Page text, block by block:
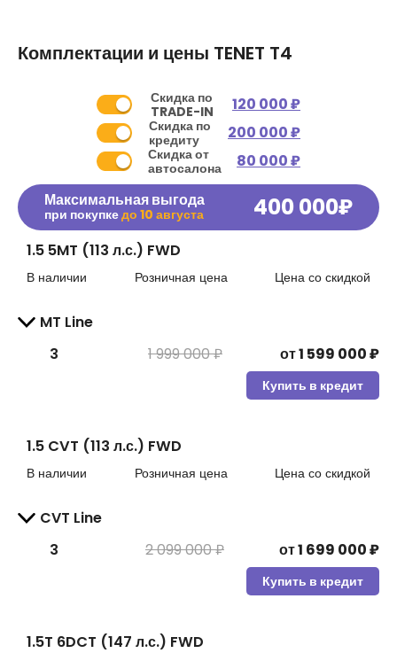
Комплектации и цены TENET T4
Скидка по
TRADE-IN
120 000 ₽
Скидка по
кредиту
200 000 ₽
Скидка от
автосалона
80 000 ₽
Максимальная выгода
при покупкедо 10 августа 400 000₽
1.5 5MT (113 л.с.) FWD
В наличии Розничная цена Цена со скидкой
MT Line
3
1 999 000 ₽ от1 599 000₽
Купить в кредит
1.5 CVT (113 л.с.) FWD
В наличии Розничная цена Цена со скидкой
CVT Line
3
2 099 000 ₽ от1 699 000₽
Купить в кредит
1.5T 6DCT (147 л.с.) FWD